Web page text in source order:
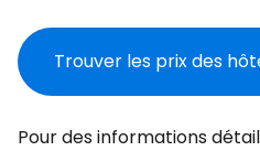
Trouver les prix des
Pour des informations